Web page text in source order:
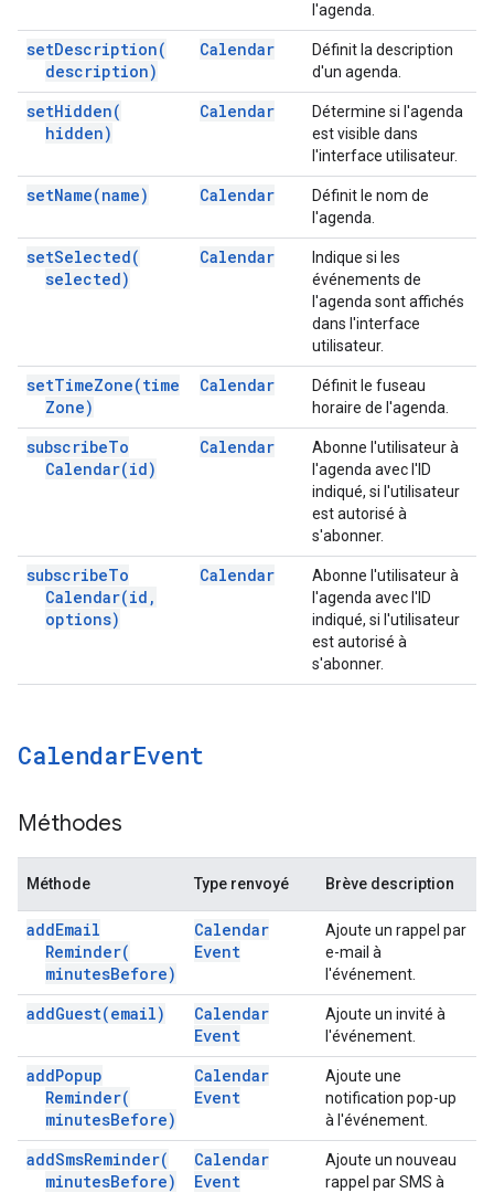
l'agenda.
setDescription(
description)
Calendar
Définit la description
d'un agenda.
setHidden(
hidden)
Calendar
Détermine si l'agenda
est visible dans
l'interface utilisateur.
setName(name) Calendar
Définit le nom de
l'agenda.
setSelected(
selected)
Calendar
Indique si les
événements de
l'agenda sont affichés
dans l'interface
utilisateur.
setTimeZone(time
Zone)
Calendar
Définit le fuseau
horaire de l'agenda.
subscribeTo
Calendar(id)
Calendar
Abonne l'utilisateur à
l'agenda avec l'ID
indiqué, si l'utilisateur
est autorisé à
s'abonner.
subscribeTo
Calendar(id ,
options)
Calendar
Abonne l'utilisateur à
l'agenda avec l'ID
indiqué, si l'utilisateur
est autorisé à
s'abonner.
CalendarEvent
Méthodes
Méthode Type renvoyé Brève description
addEmail
Reminder(
minutesBefore)
Calendar
Event
Ajoute un rappel par
e-mail à
l'événement.
addGuest(email)
Calendar
Event
Ajoute un invité à
l'événement.
addPopup
Reminder(
minutesBefore)
Calendar
Event
Ajoute une
notification pop-up
à l'événement.
addSmsReminder(
minutesBefore)
Calendar
Event
Ajoute un nouveau
rappel par SMS à